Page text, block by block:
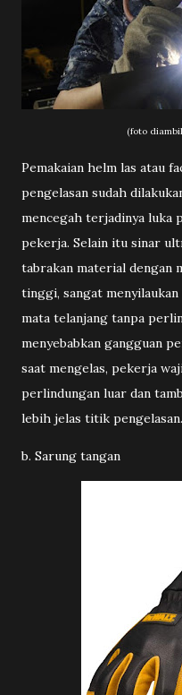
(foto
Pemakaian helm las atau
pengelasan sudah
mencegah terjadinya luka
pekerja. Selain itu sinar
tabrakan material dengan
tinggi, sangat
mata telanjang tanpa
menyebabkan gangguan
saat mengelas, pekerja
perlindungan luar dan
lebih jelas titik pengelasan.
b. Sarung tangan